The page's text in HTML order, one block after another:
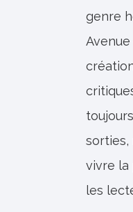
genre
sorties,
vivre la
les